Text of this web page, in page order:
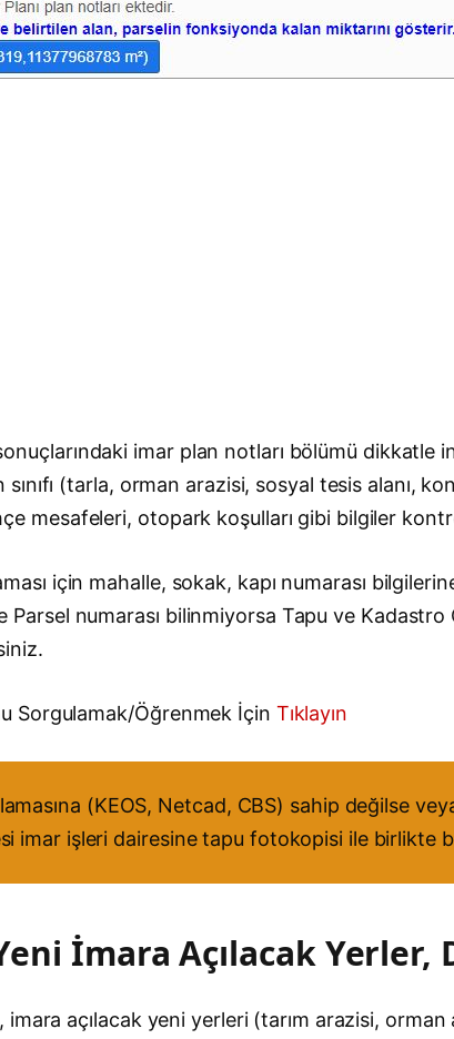
imar plan notları bölümü
(tarla, orman arazisi, sosyal tesis alanı,
mesafeleri, otopark koşulları gibi bilgiler
için mahalle, sokak, kapı numarası
Parsel numarası bilinmiyorsa Tapu ve
Sorgulamak/Öğrenmek İçin Tıklayın
(KEOS, Netcad, CBS) sahip değilse
imar işleri dairesine tapu fotokopisi ile birlikte
İmara Açılacak
açılacak yeni yerleri (tarım arazisi,